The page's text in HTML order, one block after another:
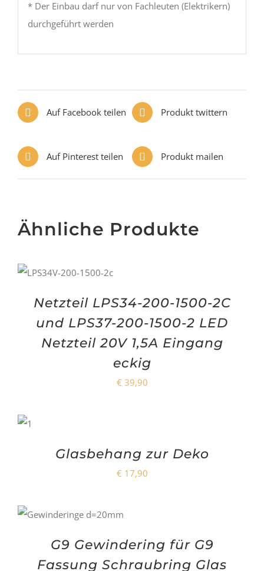
* Der Einbau darf nur von Fachleuten (Elektrikern)
durchgeführt werden
Auf Facebook teilen Produkt twittern
Auf Pinterest teilen Produkt mailen
Ähnliche Produkte
Netzteil LPS34-200-1500-2C
und LPS37-200-1500-2 LED
Netzteil 20V 1,5A Eingang
eckig
€ 39,90
DEN
WARENKORB
Glasbehang zur Deko
€ 17,90
G9 Gewindering für G9
Fassung Schraubring Glas